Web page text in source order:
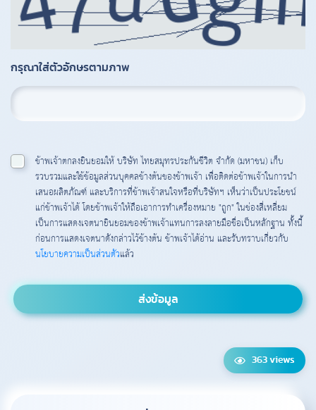
กรุณาใส่ตัวอักษรตามภาพ
ข้าพเจ้าตกลงยินยอมให้ บริษัท ไทยสมุทรประกันชีวิต จำกัด (มหาชน) เก็บ
รวบรวมและใช้ข้อมูลส่วนบุคคลข้างต้นของข้าพเจ้า เพื่อติดต่อข้าพเจ้าในการนำ
เสนอผลิตภัณฑ์ และบริการที่ข้าพเจ้าสนใจหรือที่บริษัทฯ เห็นว่าเป็นประโยชน์
แก่ข้าพเจ้าได้ โดยข้าพเจ้าให้ถือเอาการทำเครื่องหมาย "ถูก" ในช่องสี่เหลี่ยม
เป็นการแสดงเจตนายินยอมของข้าพเจ้าแทนการลงลายมือชื่อเป็นหลักฐาน ทั้งนี้
ก่อนการแสดงเจตนาดังกล่าวไว้ข้างต้น ข้าพเจ้าได้อ่าน และรับทราบเกี่ยวกับ
นโยบายความเป็นส่วนตัวแล้ว
363 views